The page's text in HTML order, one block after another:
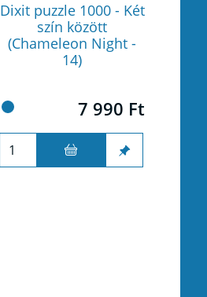
Dixit puzzle 1000 - Két
szín között
(Chameleon Night -
14)
7 990 Ft